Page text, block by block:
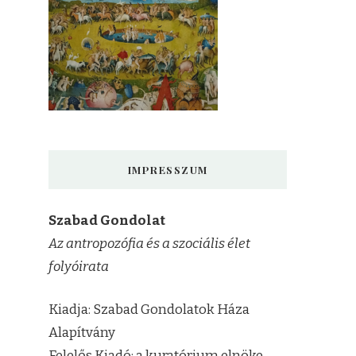
IMPRESSZUM
Szabad Gondolat
Az antropozófia és a szociális élet
folyóirata
Kiadja: Szabad Gondolatok Háza
Alapítvány